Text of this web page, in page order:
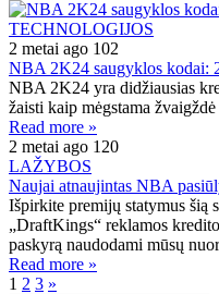
TECHNOLOGIJOS
2 metai ago 102
NBA 2K24 saugyklos kodai:
NBA 2K24 yra didžiausias
žaisti kaip mėgstama
Read more »
2 metai ago 120
LAŽYBOS
Naujai atnaujintas NBA
Išpirkite premijų statymus šią
„DraftKings“ reklamos
paskyrą naudodami mūsų
Read more »
1 2 3 »